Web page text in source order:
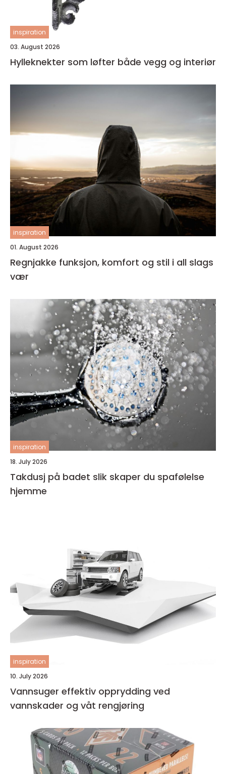
inspiration
03. August 2026
Hylleknekter som løfter både vegg og interiør
inspiration
01. August 2026
Regnjakke funksjon, komfort og stil i all slags
vær
inspiration
18. July 2026
Takdusj på badet slik skaper du spafølelse
hjemme
inspiration
10. July 2026
Vannsuger effektiv opprydding ved
vannskader og våt rengjøring